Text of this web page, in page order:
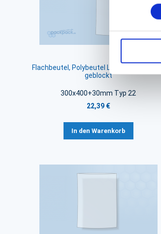
Flachbeutel, Polybeutel LDPE transparent,
geblockt
300x400+30mm Typ 22
22,39 €
In den Warenkorb